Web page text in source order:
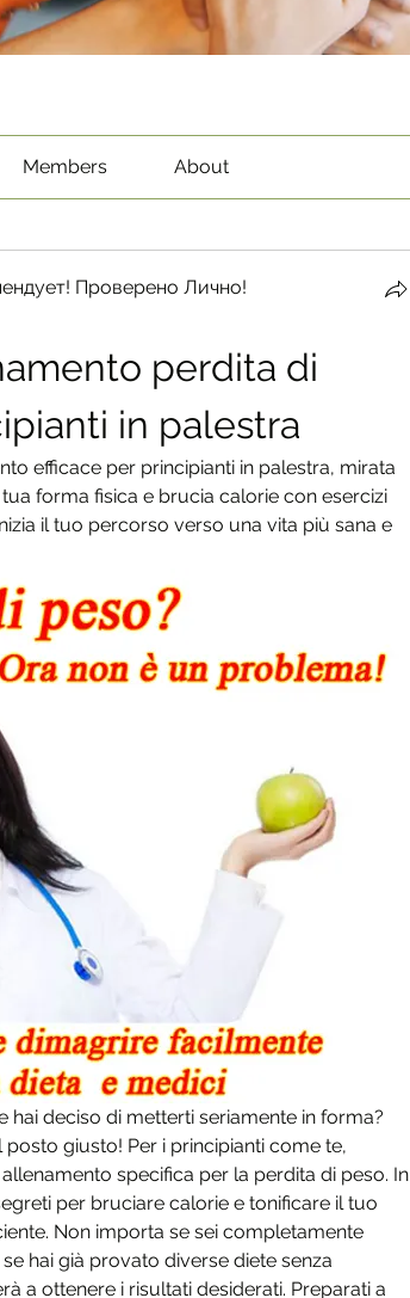
Members About
Проверено Лично!
perdita di
in palestra
efficace per principianti in palestra, mirata
forma fisica e brucia calorie con esercizi
il tuo percorso verso una vita più sana e
hai deciso di metterti seriamente in forma?
posto giusto! Per i principianti come te,
specifica per la perdita di peso. In
per bruciare calorie e tonificare il tuo
Non importa se sei completamente
hai già provato diverse diete senza
a ottenere i risultati desiderati. Preparati a